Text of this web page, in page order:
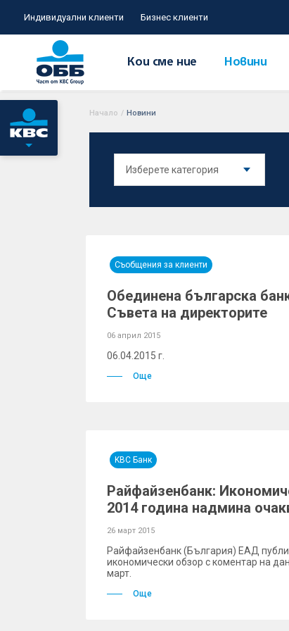
Индивидуални клиенти Бизнес клиенти
Кои сме ние Новини
Начало / Новини
Съобщения за клиенти
Обединена българска
Съвета на директорите
06 април 2015
06.04.2015 г.
Още
KBC Банк
Райфайзенбанк:
2014 година надмина
26 март 2015
Райфайзенбанк (България) ЕАД
икономически обзор с коментар на
март.
Още